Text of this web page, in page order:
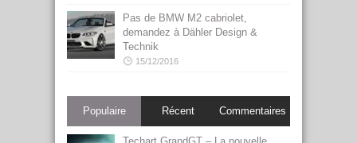
Pas de BMW M2 cabriolet,
demandez à Dähler Design &
Technik
15/12/2016
Populaire Récent Commentaires